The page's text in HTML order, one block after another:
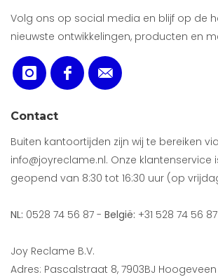
Volg ons op social media en blijf op de
nieuwste ontwikkelingen, producten en
Contact
Buiten kantoortijden zijn wij te bereiken via
info@joyreclame.nl. Onze klantenservice
geopend van 8:30 tot 16:30 uur (op
NL: 0528 74 56 87 - België: +31 528 74 56 87
Joy Reclame B.V.
Adres: Pascalstraat 8, 7903BJ Hoogeveen